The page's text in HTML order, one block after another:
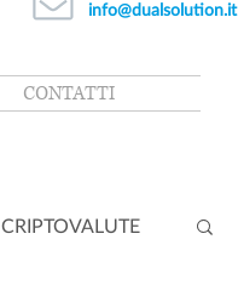
info@dualsolution.it
CONTATTI
CRIPTOVALUTE